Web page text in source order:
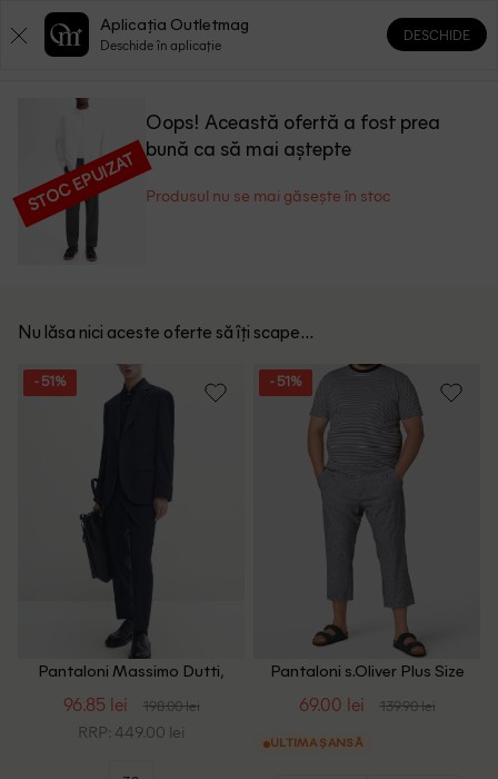
0 0
STOC EPUIZAT
Oops! Această ofertă a fost prea
bună ca să mai aștepte
Produsul nu se mai găsește în stoc
Nu lăsa nici aceste oferte să îți scape...
- 51%
Pantaloni Massimo Dutti,
96.85 lei 198.00 lei
RRP: 449.00 lei
- 51%
Pantaloni s.Oliver Plus Size
69.00 lei 139.90 lei
ULTIMA ȘANSĂ
Aplicația Outletmag
Deschide în aplicație
DESCHIDE